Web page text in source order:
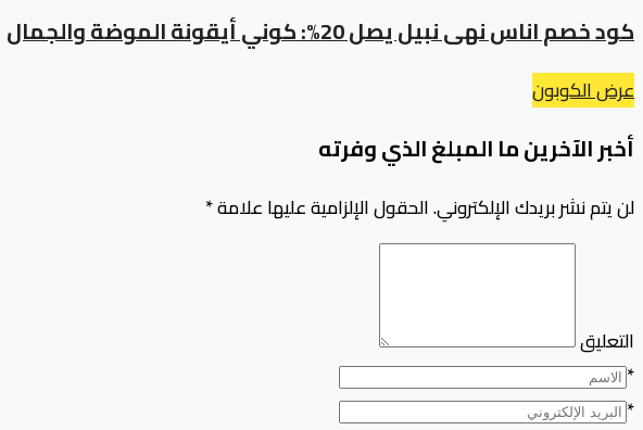
كود خصم اناس نهى نبيل يصل 20%: كوني أيقونة الموضة والجمال
عرض الكوبون
أخبر الآخرين ما المبلغ الذي وفرته
لن يتم نشر بريدك الإلكتروني.الحقول الإلزامية عليها علامة*
التعليق
*
*